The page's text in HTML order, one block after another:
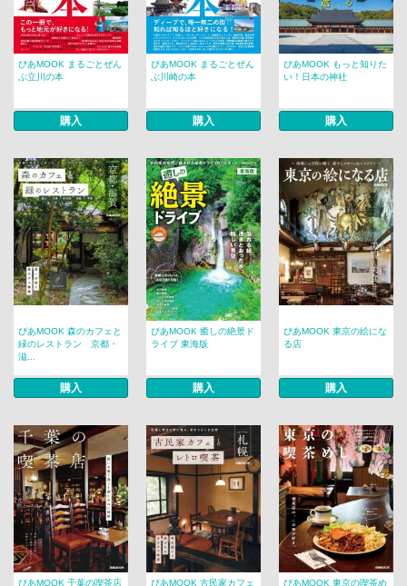
ぴあMOOK まるごとぜん
ぶ立川の本
購入
ぴあMOOK まるごとぜん
ぶ川崎の本
購入
ぴあMOOK もっと知りた
い！日本の神社
購入
ぴあMOOK 森のカフェと
緑のレストラン 京都・
滋...
購入
ぴあMOOK 癒しの絶景ド
ライブ 東海版
購入
ぴあMOOK 東京の絵にな
る店
購入
ぴあMOOK 千葉の喫茶店
ぴあMOOK 古民家カフェ
ぴあMOOK 東京の喫茶め